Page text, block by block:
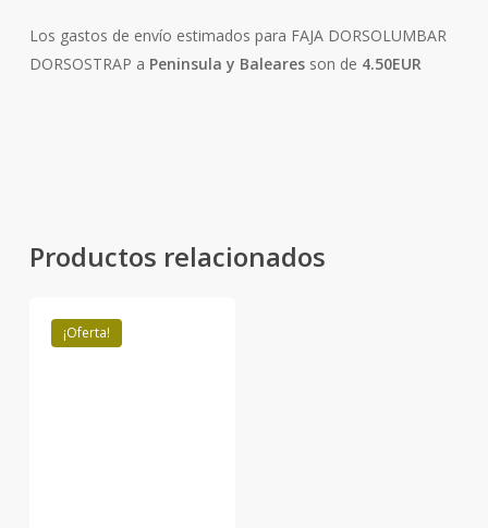
Los gastos de envío estimados para FAJA DORSOLUMBAR
DORSOSTRAP a Peninsula y Balearesson de 4.50EUR
Productos relacionados
¡Oferta!